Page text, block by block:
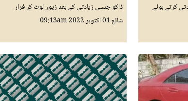
کرتے ہوئے
ڈاکو جنسی زیادتی کے بعد زیور لوٹ کر فرار
شائع01 اکتوبر 2022 09:13am